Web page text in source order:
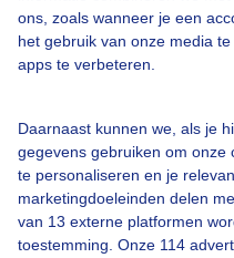
ons, zoals wanneer je een
het gebruik van onze media
apps te verbeteren.
Daarnaast kunnen we, als je
gegevens gebruiken om onze
te personaliseren en je
marketingdoeleinden delen
van 13 externe platformen
toestemming. Onze 114
Bekijk slideshow
Een